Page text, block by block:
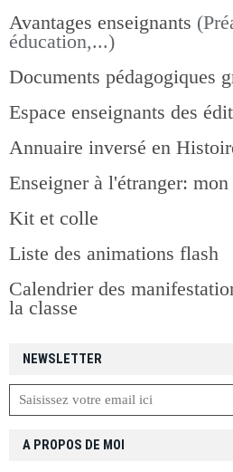
NEWSLETTER
Avantages enseignants
éducation,...)
Documents pédagogiques
Espace enseignants des
Annuaire inversé en
Enseigner à l'étranger:
Kit et colle
Liste des animations flash
Calendrier des
la classe
A PROPOS DE MOI